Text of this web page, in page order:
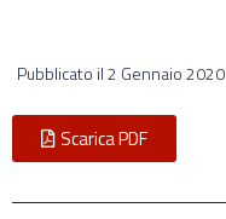
Pubblicato il2 Gennaio 2020
Scarica PDF